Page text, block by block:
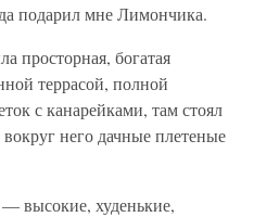
подарил мне Лимончика.
просторная, богатая
террасой, полной
с канарейками, там стоял
него дачные плетеные
высокие, худенькие,